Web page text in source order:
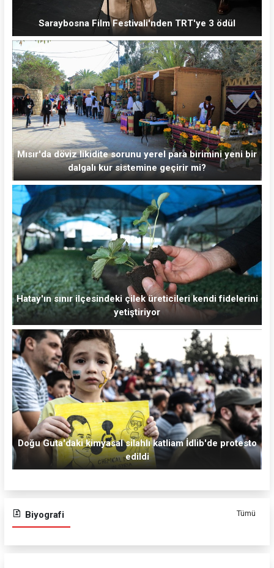
Saraybosna Film Festivali'nden TRT'ye 3 ödül
Mısır'da döviz likidite sorunu yerel para birimini yeni bir
dalgalı kur sistemine geçirir mi?
Hatay'ın sınır ilçesindeki çilek üreticileri kendi fidelerini
yetiştiriyor
Doğu Guta'daki kimyasal silahlı katliam İdlib'de protesto
edildi
Biyografi Tümü